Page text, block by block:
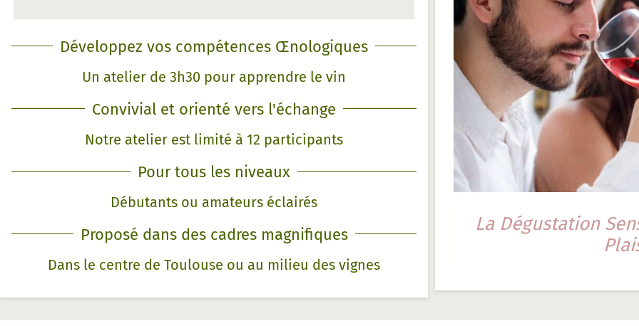
Développez vos compétences Œnologiques
Un atelier de 3h30 pour apprendre le vin
Convivial et orienté vers l'échange
Notre atelier est limité à 12 participants
Pour tous les niveaux
Débutants ou amateurs éclairés
Proposé dans des cadres magnifiques
Dans le centre de Toulouse ou au milieu des vignes
La Dégustation